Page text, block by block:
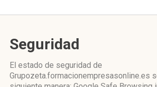
Seguridad
El estado de seguridad de
Grupozeta.formacionempresasonline.es